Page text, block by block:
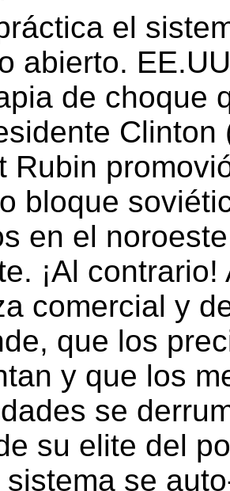
el
abierto.
de choque
Clinton
Rubin
bloque
en el
¡Al
comercial y
que los
y que los
se
su elite del
se